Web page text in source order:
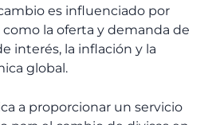
es influenciado por
como la oferta y demanda de
interés, la inflación y la
global.
a proporcionar un servicio